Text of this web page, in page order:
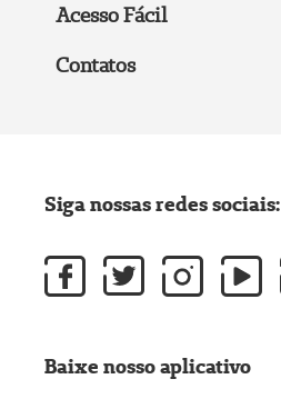
Acesso Fácil
Contatos
Siga nossas redes sociais:
Baixe nosso aplicativo